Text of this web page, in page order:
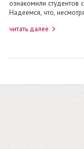
ознакомили студентов
Надеемся, что,
читать далее